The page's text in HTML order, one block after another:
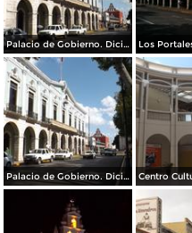
Palacio de Gobierno. Diciembre/2014
Palacio de Gobierno. Diciembre/2014